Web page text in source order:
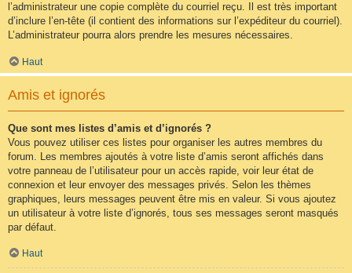
l’administrateur une copie complète du courriel reçu. Il est très important
d’inclure l’en-tête (il contient des informations sur l’expéditeur du courriel).
L’administrateur pourra alors prendre les mesures nécessaires.
Haut
Amis et ignorés
Que sont mes listes d’amis et d’ignorés ?
Vous pouvez utiliser ces listes pour organiser les autres membres du
forum. Les membres ajoutés à votre liste d’amis seront affichés dans
votre panneau de l’utilisateur pour un accès rapide, voir leur état de
connexion et leur envoyer des messages privés. Selon les thèmes
graphiques, leurs messages peuvent être mis en valeur. Si vous ajoutez
un utilisateur à votre liste d’ignorés, tous ses messages seront masqués
par défaut.
Haut